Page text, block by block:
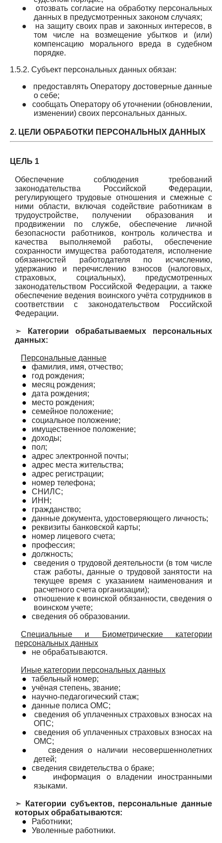
●
отозвать согласие на обработку персональных
данных в предусмотренных законом случаях;
●
на защиту своих прав и законных интересов, в
том числе на возмещение убытков и (или)
компенсацию морального вреда в судебном
порядке.
1.5.2. Субъект персональных данных обязан:
●
предоставлять Оператору достоверные данные
о себе;
●
сообщать Оператору об уточнении (обновлении,
изменении) своих персональных данных.
2. ЦЕЛИ ОБРАБОТКИ ПЕРСОНАЛЬНЫХ ДАННЫХ
ЦЕЛЬ 1
Обеспечение соблюдения требований
законодательства Российской Федерации,
регулирующего трудовые отношения и смежные с
ними области, включая содействие работникам в
трудоустройстве, получении образования и
продвижении по службе, обеспечение личной
безопасности работников, контроль количества и
качества выполняемой работы, обеспечение
сохранности имущества работодателя, исполнение
обязанностей работодателя по исчислению,
удержанию и перечислению взносов (налоговых,
страховых, социальных), предусмотренных
законодательством Российской Федерации, а также
обеспечение ведения воинского учёта сотрудников в
соответствии с законодательством Российской
Федерации.
➣
Категории обрабатываемых персональных
данных:
Персональные данные
●
фамилия, имя, отчество;
●
год рождения;
●
месяц рождения;
●
дата рождения;
●
место рождения;
●
семейное положение;
●
социальное положение;
●
имущественное положение;
●
доходы;
●
пол;
●
адрес электронной почты;
●
адрес места жительства;
●
адрес регистрации;
●
номер телефона;
●
СНИЛС;
●
ИНН;
●
гражданство;
●
данные документа, удостоверяющего личность;
●
реквизиты банковской карты;
●
номер лицевого счета;
●
профессия;
●
должность;
●
сведения о трудовой деятельности (в том числе
стаж работы, данные о трудовой занятости на
текущее время с указанием наименования и
расчетного счета организации);
●
отношение к воинской обязанности, сведения о
воинском учете;
●
сведения об образовании.
Специальные и Биометрические категории
персональных данных
●
не обрабатываются.
Иные категории персональных данных
●
табельный номер;
●
учёная степень, звание;
●
научно-педагогический стаж;
●
данные полиса ОМС;
●
сведения об уплаченных страховых взносах на
ОПС;
●
сведения об уплаченных страховых взносах на
ОМС;
●
сведения о наличии несовершеннолетних
детей;
●
сведения свидетельства о браке;
●
информация о владении иностранными
языками.
➣
Категории субъектов, персональные данные
которых обрабатываются:
●
Работники;
●
Уволенные работники.